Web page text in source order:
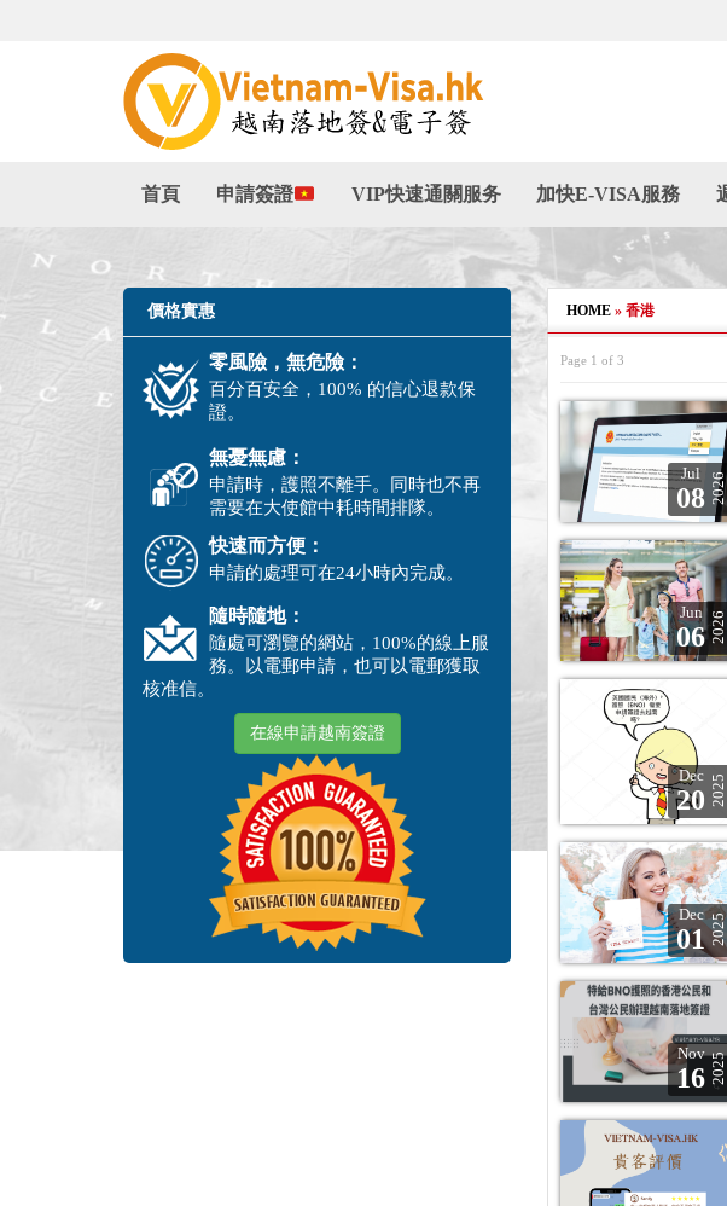
首頁 申請簽證 VIP快速通關服务 加快E-VISA服務
價格實惠
零風險，無危險：
百分百安全，100% 的信心退款保
證。
無憂無慮：
申請時，護照不離手。同時也不再
需要在大使館中耗時間排隊。
快速而方便：
申請的處理可在24小時內完成。
隨時隨地：
隨處可瀏覽的網站，100%的線上服
務。以電郵申請，也可以電郵獲取
核准信。
在線申請越南簽證
HOME » 香港
Page 1 of 3
Jul
08 2026
Jun
06 2026
Dec
20 2025
Dec
012025
Nov
16 2025